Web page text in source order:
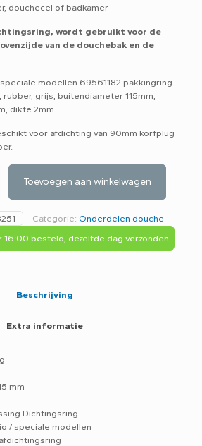
douchecel of badkamer
wordt gebruikt voor de
van de douchebak en de
modellen 69561182 pakkingring
grijs, buitendiameter 115mm,
dikte 2mm
voor afdichting van 90mm korfplug
Toevoegen aan winkelwagen
Categorie: Onderdelen douche
16:00 besteld, dezelfde dag verzonden
Beschrijving
Extra informatie
mm
Dichtingsring
/ speciale modellen